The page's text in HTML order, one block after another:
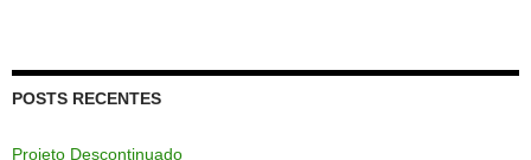
POSTS RECENTES
Projeto Descontinuado